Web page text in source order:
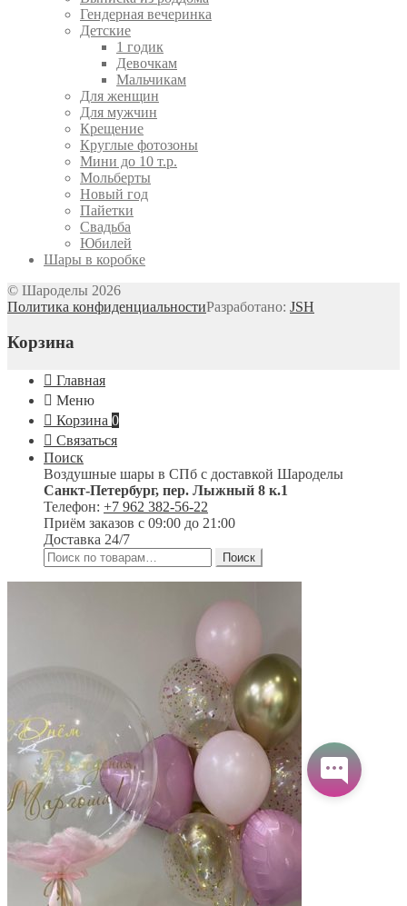
Гендерная вечеринка
Детские
1 годик
Девочкам
Мальчикам
Для женщин
Для мужчин
Крещение
Круглые фотозоны
Мини до 10 т.р.
Мольберты
Новый год
Пайетки
Свадьба
Юбилей
Шары в коробке
© Шароделы 2026
Политика конфиденциальностиРазработано: JSH
Корзина
Главная
Меню
Корзина 0
Связаться
Поиск
Воздушные шары в СПб с доставкой Шароделы
Санкт-Петербург, пер. Лыжный 8 к.1
Телефон: +7 962 382-56-22
Приём заказов с 09:00 до 21:00
Доставка 24/7
Искать:
Поиск